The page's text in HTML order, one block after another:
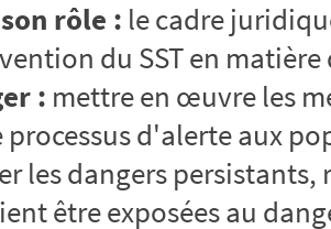
rôle : le cadre
du SST en matière
: mettre en œuvre les
processus d'alerte aux
les dangers persistants,
être exposées au